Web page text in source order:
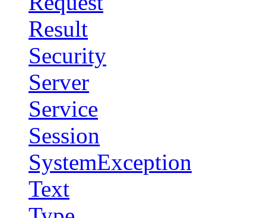
Result
Security
Server
Service
Session
SystemException
Text